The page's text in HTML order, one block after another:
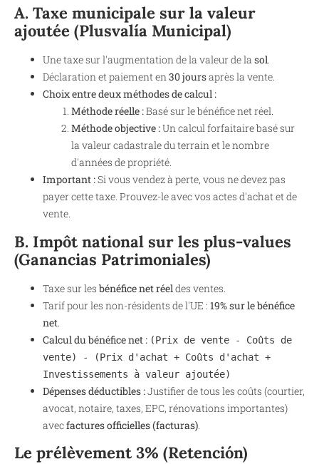
A. Taxe municipale sur la valeur
ajoutée (Plusvalía Municipal)
Une taxe sur l'augmentation de la valeur de la sol.
Déclaration et paiement en30 joursaprès la vente.
Choix entre deux méthodes de calcul :
Méthode réelle :Basé sur le bénéfice net réel.
Méthode objective :Un calcul forfaitaire basé sur
la valeur cadastrale du terrain et le nombre
d'années de propriété.
Important :Si vous vendez à perte, vous ne devez pas
payer cette taxe. Prouvez-le avec vos actes d'achat et de
vente.
B. Impôt national sur les plus-values
(Ganancias Patrimoniales)
Taxe sur les bénéfice net réel des ventes.
Tarif pour les non-résidents de l'UE : 19% sur le bénéfice
net
Calcul du bénéfice net : (Prix de vente - Coûts de
vente) - (Prix d'achat + Coûts d'achat +
Investissements à valeur ajoutée)
Dépenses déductibles :Justifier de tous les coûts (courtier,
avocat, notaire, taxes, EPC, rénovations importantes)
avecfactures officielles (facturas)
Le prélèvement 3% (Retención)